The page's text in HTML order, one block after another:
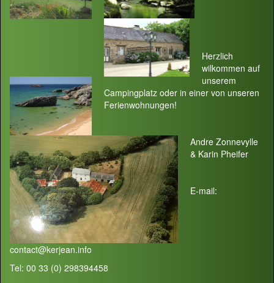
Herzlich
wilkommen auf
unserem
Campingplatz oder in einer von unseren
Ferienwohnungen!
Andre Zonnevylle
& Karin Pheifer
E-mail:
contact@kerjean.info
Tel: 00 33 (0) 298394458